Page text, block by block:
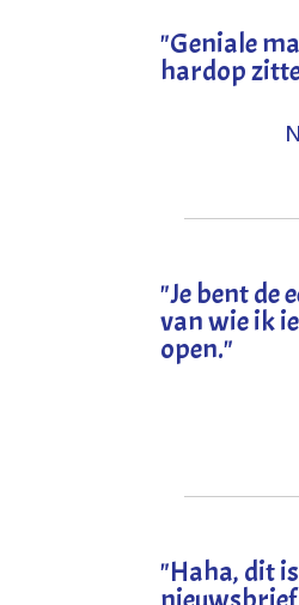
"Geniale
hardop
"Je bent de
van wie ik
open."
"Haha, dit